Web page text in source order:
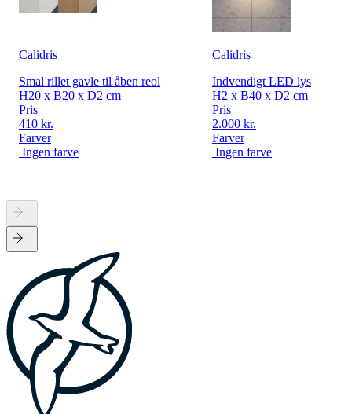
Calidris
Smal rillet gavle til åben reol
H20 x B20 x D2 cm
Pris
410 kr.
Farver
Ingen farve
Calidris
Indvendigt LED lys
H2 x B40 x D2 cm
Pris
2.000 kr.
Farver
Ingen farve